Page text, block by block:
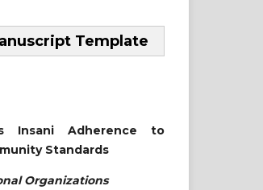
Template
Insani Adherence to
Standards
Organizations